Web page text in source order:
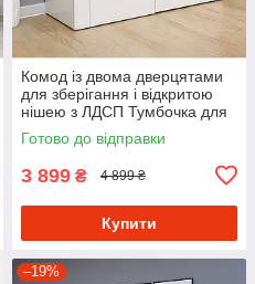
Комод із двома дверцятами
для зберігання і відкритою
нішею з ЛДСП Тумбочка для
спальні з підсвіткою
Готово до відправки
3 899 ₴ 4 899 ₴
Купити
–19%